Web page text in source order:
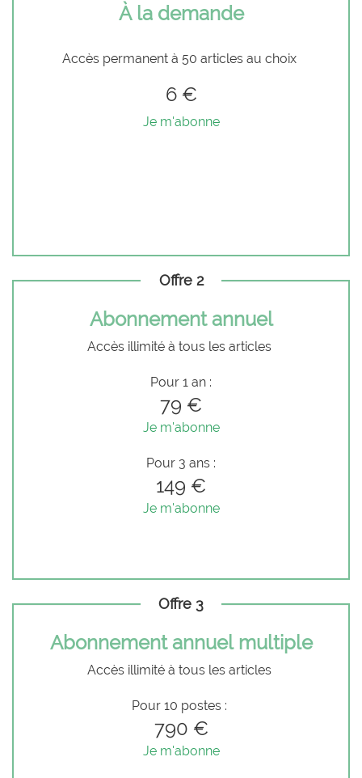
À la demande
Accès permanent à 50 articles au choix
6 €
Je m'abonne
Offre 2
Abonnement annuel
Accès illimité à tous les articles
Pour 1 an :
79 €
Je m'abonne
Pour 3 ans :
149 €
Je m'abonne
Offre 3
Abonnement annuel multiple
Accès illimité à tous les articles
Pour 10 postes :
790 €
Je m'abonne